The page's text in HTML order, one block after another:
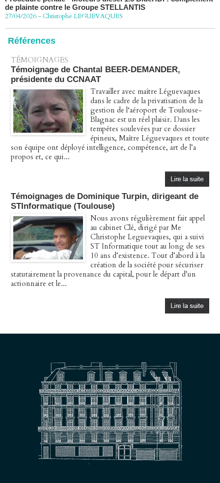
27/04/2026 -Christophe LEGUEVAQUES
07/04/2026 -Christophe LEGUEVAQUES
Références
TÉMOIGNAGES
Témoignage de Chantal BEER-DEMANDER,
présidente du CCNAAT
Travailler avec maître Léguevaques
dans le cadre de la privatisation de la
gestion de l‘aéroport de Toulouse-
Blagnac est un réel plaisir. Dans les
tempêtes soulevées par ce dossier
épineux, Maître Léguevaques et toute
son équipe ont déployé intelligence, compétence, art de l’a
propos et, ce qui...
Témoignages de Dominique Turpin, dirigeant de
STInformatique (Toulouse)
Nous avons régulièrement fait appel
au cabinet Clé, dirigé par Me
Christophe Leguevaques, qui a suivi
ST Informatique tout au long de ses
10 ans d’existence. Tout d’abord à la
création de la société pour sécuriser
statutairement la provenance du capital, pour le départ d’un
actionnaire et le...